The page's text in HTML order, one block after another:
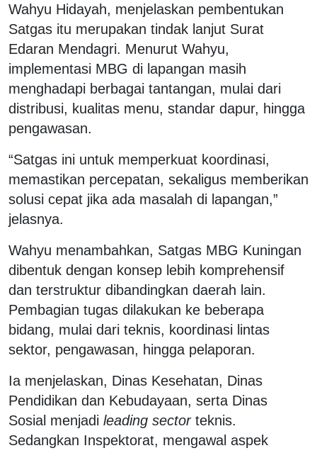
Wahyu Hidayah, menjelaskan pembentukan
Satgas itu merupakan tindak lanjut Surat
Edaran Mendagri. Menurut Wahyu,
implementasi MBG di lapangan masih
menghadapi berbagai tantangan, mulai dari
distribusi, kualitas menu, standar dapur, hingga
pengawasan.
“Satgas ini untuk memperkuat koordinasi,
memastikan percepatan, sekaligus memberikan
solusi cepat jika ada masalah di lapangan,”
jelasnya.
Wahyu menambahkan, Satgas MBG Kuningan
dibentuk dengan konsep lebih komprehensif
dan terstruktur dibandingkan daerah lain.
Pembagian tugas dilakukan ke beberapa
bidang, mulai dari teknis, koordinasi lintas
sektor, pengawasan, hingga pelaporan.
Ia menjelaskan, Dinas Kesehatan, Dinas
Pendidikan dan Kebudayaan, serta Dinas
Sosial menjadi leading sectorteknis.
Sedangkan Inspektorat, mengawal aspek